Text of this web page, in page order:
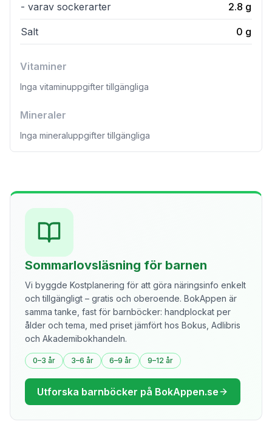
- varav sockerarter 2.8 g
Salt 0 g
Vitaminer
Inga vitaminuppgifter tillgängliga
Mineraler
Inga mineraluppgifter tillgängliga
Sommarlovsläsning för barnen
Vi byggde Kostplanering för att göra näringsinfo enkelt
och tillgängligt – gratis och oberoende. BokAppen är
samma tanke, fast för barnböcker: handplockat per
ålder och tema, med priset jämfört hos Bokus, Adlibris
och Akademibokhandeln.
0–3 år 3–6 år 6–9 år 9–12 år
Utforska barnböcker på BokAppen.se